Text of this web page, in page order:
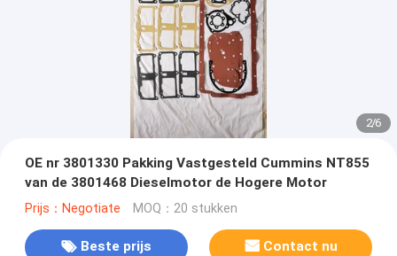
2/6
OE nr 3801330 Pakking Vastgesteld Cummins NT855
van de 3801468 Dieselmotor de Hogere Motor
Prijs：Negotiate MOQ：20 stukken
Beste prijs Contact nu